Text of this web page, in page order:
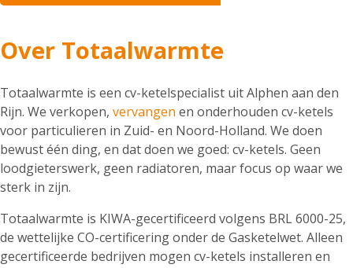
Over Totaalwarmte
Totaalwarmte is een cv-ketelspecialist uit Alphen aan den
Rijn. We verkopen, vervangen en onderhouden cv-ketels
voor particulieren in Zuid- en Noord-Holland. We doen
bewust één ding, en dat doen we goed: cv-ketels. Geen
loodgieterswerk, geen radiatoren, maar focus op waar we
sterk in zijn.
Totaalwarmte is KIWA-gecertificeerd volgens BRL 6000-25,
de wettelijke CO-certificering onder de Gasketelwet. Alleen
gecertificeerde bedrijven mogen cv-ketels installeren en